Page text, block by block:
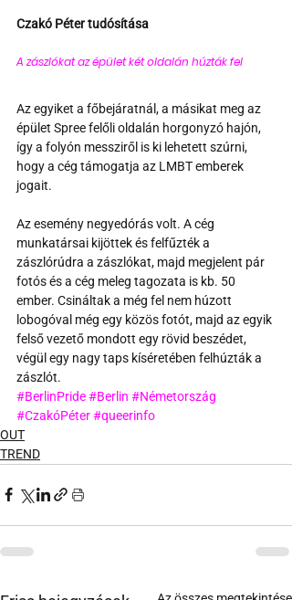
Czakó Péter tudósítása
A zászlókat az épület két oldalán húzták fel
Az egyiket a főbejáratnál, a másikat meg az
épület Spree felőli oldalán horgonyzó hajón,
így a folyón messziről is ki lehetett szúrni,
hogy a cég támogatja az LMBT emberek
jogait.
Az esemény negyedórás volt. A cég
munkatársai kijöttek és felfűzték a
zászlórúdra a zászlókat, majd megjelent pár
fotós és a cég meleg tagozata is kb. 50
ember. Csináltak a még fel nem húzott
lobogóval még egy közös fotót, majd az egyik
felső vezető mondott egy rövid beszédet,
végül egy nagy taps kíséretében felhúzták a
zászlót.
#BerlinPride#Berlin #Németország
#CzakóPéter#queerinfo
OUT
TREND